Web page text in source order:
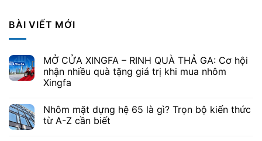
BÀI VIẾT MỚI
MỞ CỬA XINGFA – RINH QUÀ THẢ GA: Cơ hội
nhận nhiều quà tặng giá trị khi mua nhôm
Xingfa
Nhôm mặt dựng hệ 65 là gì? Trọn bộ kiến thức
từ A-Z cần biết